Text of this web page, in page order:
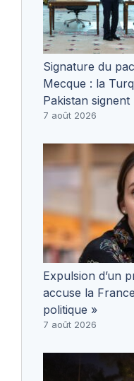
Signature du
Mecque : la
Pakistan
7 août 2026
Expulsion d’un
accuse la
politique »
7 août 2026